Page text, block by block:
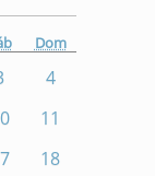
Dom
4
11
18